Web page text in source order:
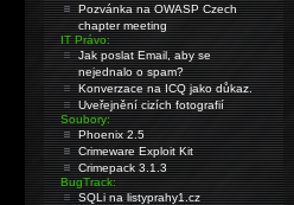
Pozvánka na OWASP Czech
chapter meeting
IT Právo:
Jak poslat Email, aby se
nejednalo o spam?
Konverzace na ICQ jako důkaz.
Uveřejnění cizích fotografií
Soubory:
Phoenix 2.5
Crimeware Exploit Kit
Crimepack 3.1.3
BugTrack:
SQLi na listyprahy1.cz